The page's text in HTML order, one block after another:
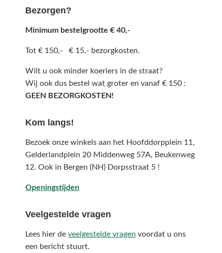
Bezorgen?
Minimum bestelgrootte € 40,-
Tot € 150,- € 15,- bezorgkosten.
Wilt u ook minder koeriers in de straat?
Wij ook dus bestel wat groter en vanaf € 150 :
GEEN BEZORGKOSTEN!
Kom langs!
Bezoek onze winkels aan het Hoofddorpplein 11,
Gelderlandplein 20 Middenweg 57A, Beukenweg
12.Ook in Bergen (NH) Dorpsstraat 5 !
Openingstijden
Veelgestelde vragen
Lees hier deveelgestelde vragen voordat u ons
een bericht stuurt.